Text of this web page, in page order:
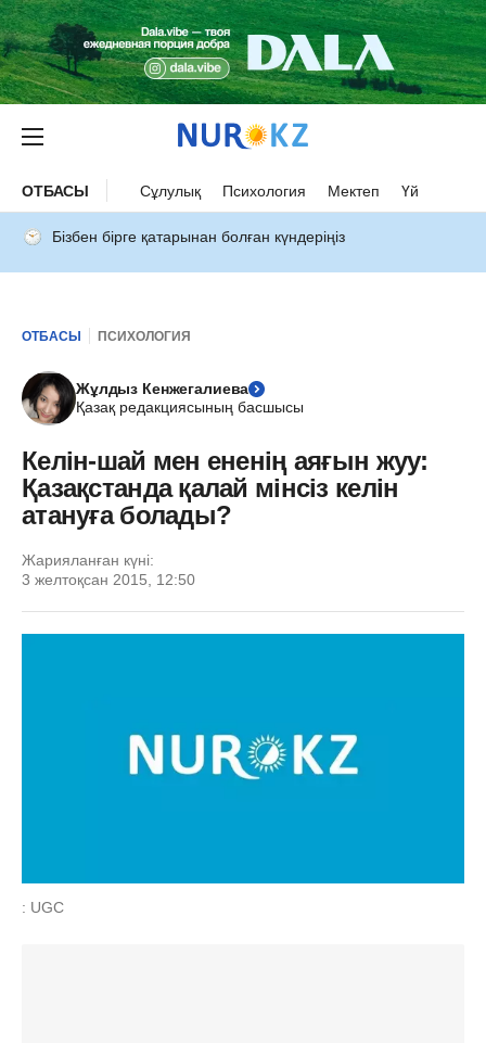
ОТБАСЫ Сұлулық Психология Мектеп Үй
Бізбен бірге қатарынан болған күндеріңіз
ОТБАСЫ ПСИХОЛОГИЯ
Жұлдыз Кенжегалиева
Қазақ редакциясының басшысы
Келін-шай мен ененің аяғын жуу:
Қазақстанда қалай мінсіз келін
атануға болады?
Жарияланған күні:
3 желтоқсан 2015, 12:50
: UGC